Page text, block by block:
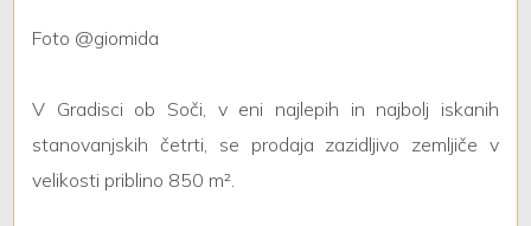
Foto @giomida
V Gradisci ob Soči, v eni najlepih in najbolj iskanih
stanovanjskih četrti, se prodaja zazidljivo zemljiče v
velikosti priblino 850 m².
Qualsiasi